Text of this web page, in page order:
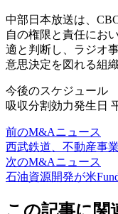
中部日本放送は、
自の権限と責任にお
適と判断し、ラジオ
意思決定を図れる組織
今後のスケジュール
吸収分割効力発生日
前のM&Aニュース
西武鉄道、不動産事
次のM&Aニュース
石油資源開発が米
この記事に関